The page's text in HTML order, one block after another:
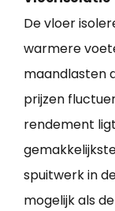
De vloer
warmere
maandlasten
prijzen
rendement
spuitwerk in
mogelijk als